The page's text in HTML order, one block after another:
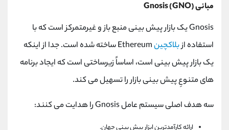
مبانی Gnosis (GNO)
Gnosis یک بازار پیش بینی منبع باز و غیرمتمرکز است که با
استفاده ازبلاکچین
Ethereum ساخته شده است. جدا از اینکه
یک بازار پیش بینی است، اساساً زیرساختی است که ایجاد برنامه
های متنوعِ پیش بینی بازار را تسهیل می کند.
سه هدف اصلی سیستم عامل Gnosis را هدایت می کنند:
ارائه کارآمدترین ابزار پیش بینی جهان.